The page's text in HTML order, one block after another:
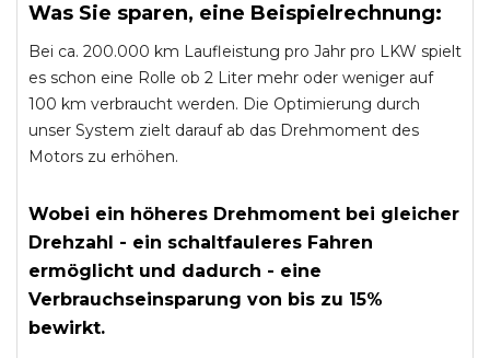
Was Sie sparen, eine Beispielrechnung:
Bei ca. 200.000 km Laufleistung pro Jahr pro LKW spielt
es schon eine Rolle ob 2 Liter mehr oder weniger auf
100 km verbraucht werden. Die Optimierung durch
unser System zielt darauf ab das Drehmoment des
Motors zu erhöhen.
Wobei ein höheres Drehmoment bei gleicher
Drehzahl - ein schaltfauleres Fahren
ermöglicht und dadurch - eine
Verbrauchseinsparung von bis zu 15%
bewirkt.